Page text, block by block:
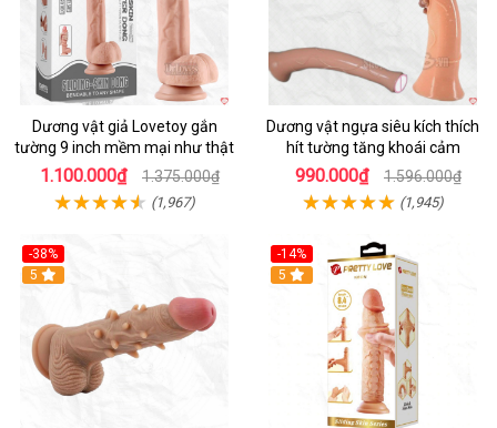
Dương vật giả Lovetoy gắn
tường 9 inch mềm mại như thật
1.100.000₫ 1.375.000₫
(1,967)
Dương vật ngựa siêu kích thích
hít tường tăng khoái cảm
990.000₫ 1.596.000₫
(1,945)
-38%
5
-14%
5